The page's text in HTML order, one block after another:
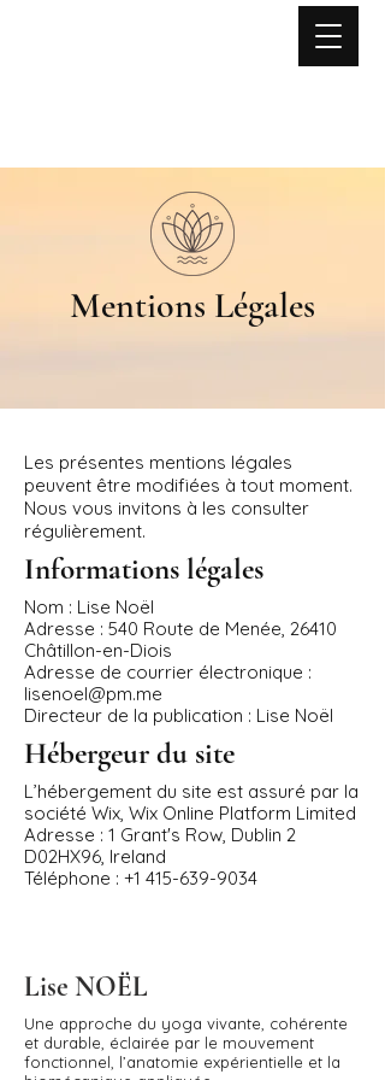
Mentions Légales
Les présentes mentions légales
peuvent être modifiées à tout moment.
Nous vous invitons à les consulter
régulièrement.
Informations légales
Nom : Lise Noël
Adresse : 540 Route de Menée, 26410
Châtillon-en-Diois
Adresse de courrier électronique :
lisenoel@pm.me
Directeur de la publication : Lise Noël
Hébergeur du site
L’hébergement du site est assuré par la
société Wix, Wix Online Platform Limited
Adresse : 1 Grant's Row, Dublin 2
D02HX96, Ireland
Téléphone : +1 415-639-9034
Lise NOËL
Une approche du yoga vivante, cohérente
et durable, éclairée par le mouvement
fonctionnel, l’anatomie expérientielle et la